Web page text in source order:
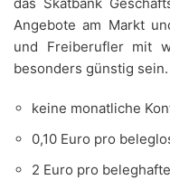
Angebote am Markt
und Freiberufler mit
besonders günstig sein.
keine monatliche
0,10 Euro pro
2 Euro pro